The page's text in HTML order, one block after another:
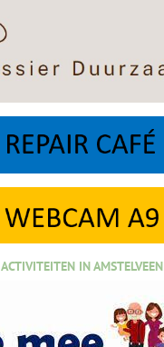
ACTIVITEITEN IN AMSTELVEEN